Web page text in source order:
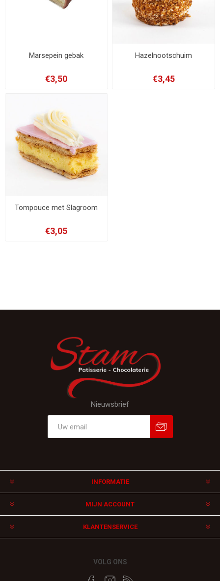
Marsepein gebak
€3,50
Hazelnootschuim
€3,45
Tompouce met Slagroom
€3,05
Nieuwsbrief
INFORMATIE
MIJN ACCOUNT
KLANTENSERVICE
VOLG ONS